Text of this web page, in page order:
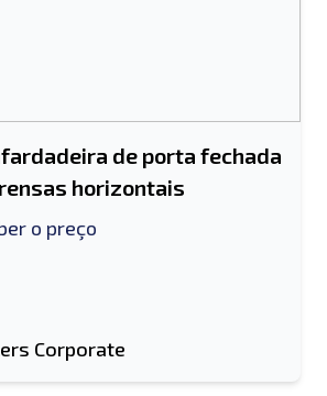
de porta fechada
horizontais
o preço
Corporate